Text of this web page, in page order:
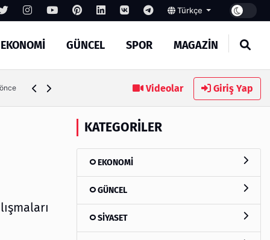
Türkçe
EKONOMİ GÜNCEL SPOR MAGAZİN
4 gün önce
Videolar Giriş Yap
KATEGORILER
EKONOMİ
GÜNCEL
SİYASET